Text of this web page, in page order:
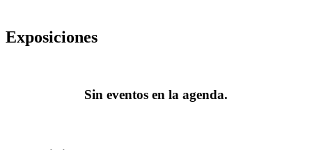
Exposiciones
Sin eventos en la agenda.